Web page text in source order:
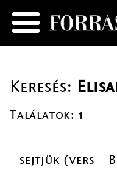
Keresés:
Találatok: 1
sejtjük (vers –